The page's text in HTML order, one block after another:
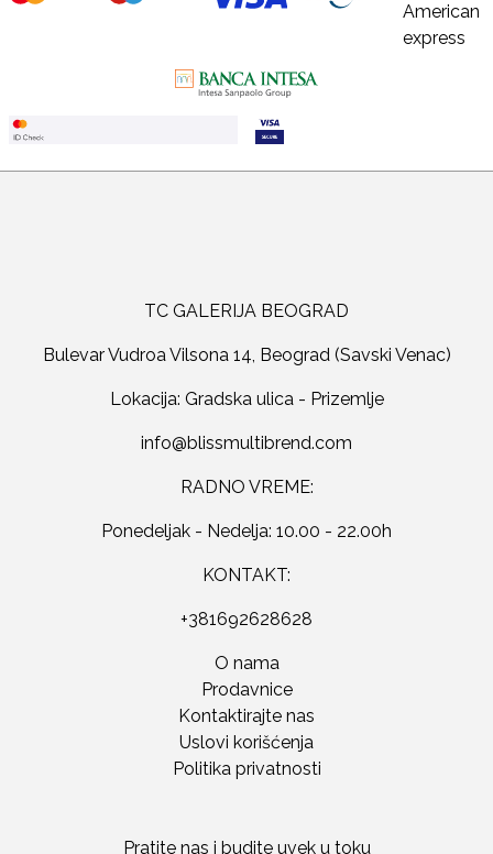
TC GALERIJA BEOGRAD
Bulevar Vudroa Vilsona 14, Beograd (Savski Venac)
Lokacija: Gradska ulica - Prizemlje
RADNO VREME:
Ponedeljak - Nedelja: 10.00 - 22.00h
KONTAKT:
+381692628628
O nama
Prodavnice
Kontaktirajte nas
Uslovi korišćenja
Politika privatnosti
Pratite nas i budite uvek u toku